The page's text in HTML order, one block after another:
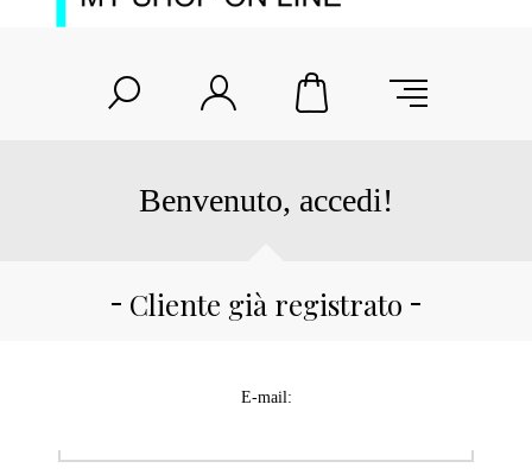
Benvenuto, accedi!
Cliente già registrato
E-mail: